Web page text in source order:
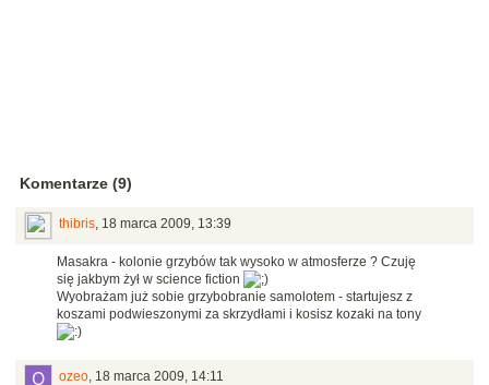
Komentarze (9)
thibris, 18 marca 2009, 13:39
Masakra - kolonie grzybów tak wysoko w atmosferze ? Czuję
się jakbym żył w science fiction
Wyobrażam już sobie grzybobranie samolotem - startujesz z
koszami podwieszonymi za skrzydłami i kosisz kozaki na tony
ozeo, 18 marca 2009, 14:11